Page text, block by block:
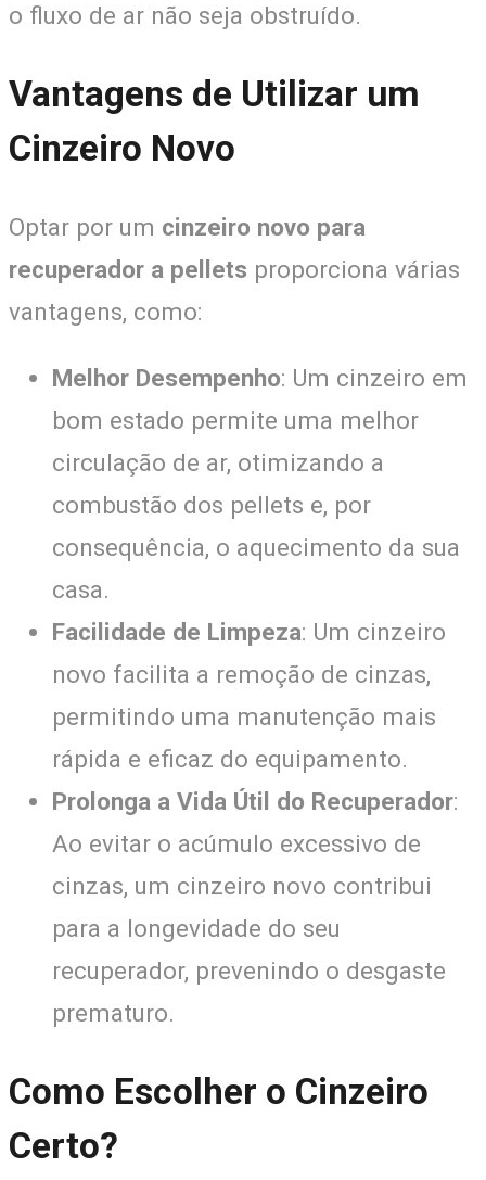
o fluxo de ar não seja obstruído.
Vantagens de Utilizar um
Cinzeiro Novo
Optar por um cinzeiro novo para
recuperador a pellets proporciona várias
vantagens, como:
Melhor Desempenho: Um cinzeiro em
bom estado permite uma melhor
circulação de ar, otimizando a
combustão dos pellets e, por
consequência, o aquecimento da sua
casa.
Facilidade de Limpeza: Um cinzeiro
novo facilita a remoção de cinzas,
permitindo uma manutenção mais
rápida e eficaz do equipamento.
Prolonga a Vida Útil do Recuperador:
Ao evitar o acúmulo excessivo de
cinzas, um cinzeiro novo contribui
para a longevidade do seu
recuperador, prevenindo o desgaste
prematuro.
Como Escolher o Cinzeiro
Certo?